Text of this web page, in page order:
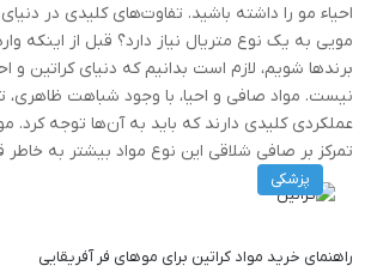
احیاء مو را داشته باشید. تفاوت‌های کلیدی در
مویی به یک نوع متریال نیاز دارد؟ قبل از اینکه
برندها شویم، لازم است بدانیم که دنیای کراتین و
نیست. مواد صافی و احیا، با وجود شباهت ظاهری،
عملکردی کلیدی دارند که باید به آن‌ها توجه کرد.
تمرکز بر صافی شلاقی این نوع مواد بیشتر به
پزشکی
راهنمای خرید مواد کراتین برای موهای فر آفریقایی